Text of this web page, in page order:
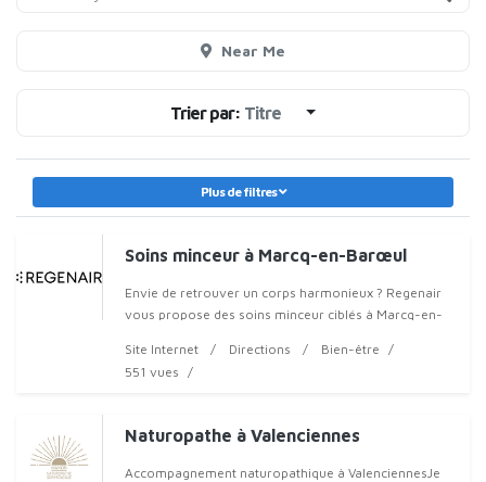
Near Me
Trier par: Titre
Plus de filtres
Soins minceur à Marcq-en-Barœul
Envie de retrouver un corps harmonieux ? Regenair
vous propose des soins minceur ciblés à Marcq-en-
hommes dans leur transformation esthétique, avec
des t
Site Internet Directions
Bien-être
551 vues
Naturopathe à Valenciennes
Accompagnement naturopathique à ValenciennesJe